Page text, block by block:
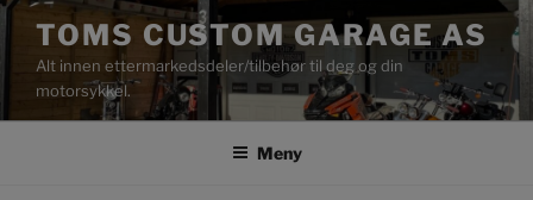
Gå
innhold
TOMS CUSTOM GARAGE AS
Alt innen ettermarkedsdeler/tilbehør til deg og din
motorsykkel.
Meny